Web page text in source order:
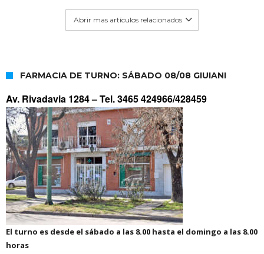
Abrir mas artículos relacionados
FARMACIA DE TURNO: SÁBADO 08/08 GIUIANI
Av. Rivadavia 1284 –Tel. 3465 424966/428459
El turno es desde el sábado a las 8.00 hasta el domingo a las 8.00
horas